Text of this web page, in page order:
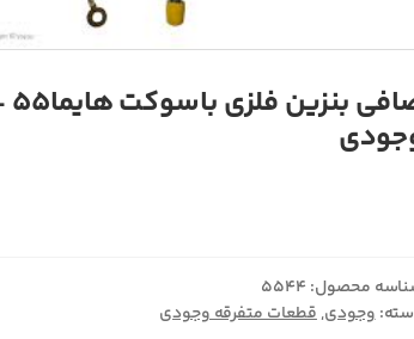
محصول: 5544
وجودی,قطعات متفرقه وجودی